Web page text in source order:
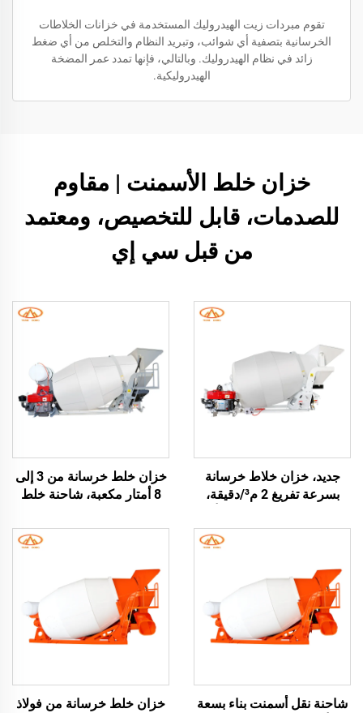
تقوم مبردات زيت الهيدروليك المستخدمة في خزانات الخلاطات
الخرسانية بتصفية أي شوائب، وتبريد النظام والتخلص من أي ضغط
زائد في نظام الهيدروليك. وبالتالي، فإنها تمدد عمر المضخة
الهيدروليكية.
خزان خلط الأسمنت | مقاوم
للصدمات، قابل للتخصيص، ومعتمد
من قبل سي إي
جديد، خزان خلاط خرسانة
بسرعة تفريغ 2 م³/دقيقة،
البنزين، خزان خلط للبيع
خزان خلط خرسانة من 3 إلى
8 أمتار مكعبة، شاحنة خلط
شاحنة نقل أسمنت بناء بسعة
خزان خلط خرسانة من فولاذ